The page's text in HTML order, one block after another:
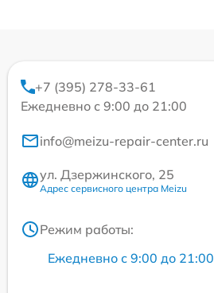
+7 (395) 278-33-61
Ежедневно с 9:00 до 21:00
info@meizu-repair-center.ru
ул. Дзержинского, 25
Адрес сервисного центра Meizu
Режим работы:
Ежедневно с 9:00 до 21:00